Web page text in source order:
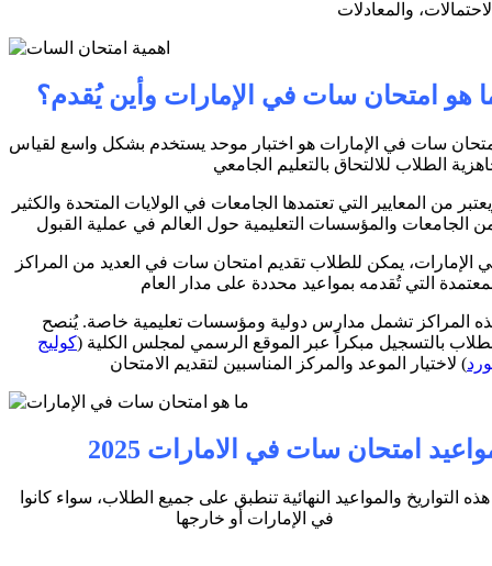
هو امتحان سات في الإمارات وأين يُقدم؟
سات في الإمارات هو اختبار موحد يستخدم بشكل واسع لقياس
الطلاب للالتحاق بالتعليم الجامعي
من المعايير التي تعتمدها الجامعات في الولايات المتحدة والكثير
الإمارات، يمكن للطلاب تقديم امتحان سات في العديد من المراكز
التي تُقدمه بمواعيد محددة على مدار العام
المراكز تشمل مدارس دولية ومؤسسات تعليمية خاصة. يُنصح
بالتسجيل مبكراً عبر الموقع الرسمي لمجلس الكلية (كوليج
امتحان سات في الامارات 2025
هذه التواريخ والمواعيد النهائية تنطبق على جميع الطلاب، سواء كانوا
في الإمارات أو خارجها